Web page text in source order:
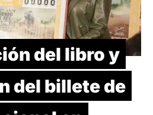
del libro y
del billete de